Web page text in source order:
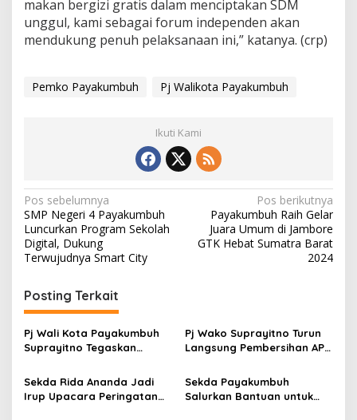
makan bergizi gratis dalam menciptakan SDM
unggul, kami sebagai forum independen akan
mendukung penuh pelaksanaan ini,” katanya. (crp)
Pemko Payakumbuh Pj Walikota Payakumbuh
Ikuti Kami
N
a
v
i
g
a
s
i
p
o
Pos sebelumnya
SMP Negeri 4 Payakumbuh
Luncurkan Program Sekolah
Digital, Dukung
Terwujudnya Smart City
Pos berikutnya
Payakumbuh Raih Gelar
Juara Umum di Jambore
GTK Hebat Sumatra Barat
2024
Posting Terkait
Pj Wali Kota Payakumbuh
Suprayitno Tegaskan
Eksekutif dan Legislatif
Dalam Mendukung
Pembangunan Daerah
Pj Wako Suprayitno Turun
Langsung Pembersihan APK
Serentak 2024
Sekda Rida Ananda Jadi
Irup Upacara Peringatan
Sekda Payakumbuh
Salurkan Bantuan untuk